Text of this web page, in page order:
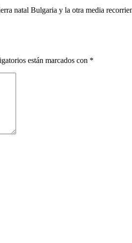
natal Bulgaria y la otra media
están marcados con *